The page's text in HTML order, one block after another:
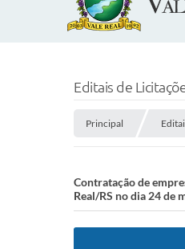
Editais de
Principal
Contratação de
Real/RS no dia 24 de